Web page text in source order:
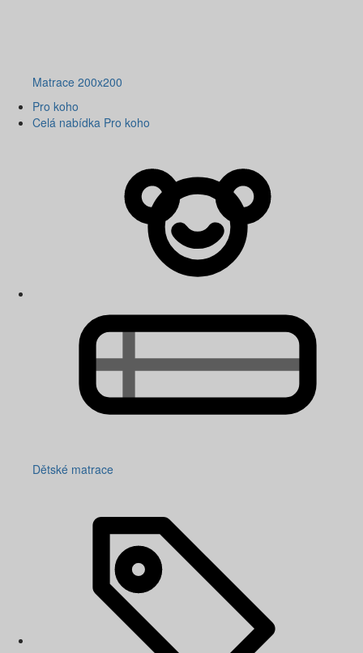
Matrace 200x200
Pro koho
Celá nabídka Pro koho
Dětské matrace